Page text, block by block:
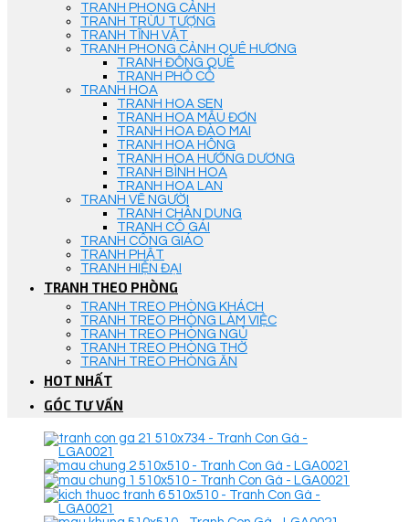
TRANH PHONG CẢNH
TRANH TRỪU TƯỢNG
TRANH TĨNH VẬT
TRANH PHONG CẢNH QUÊ HƯƠNG
TRANH ĐỒNG QUÊ
TRANH PHỐ CỔ
TRANH HOA
TRANH HOA SEN
TRANH HOA MẪU ĐƠN
TRANH HOA ĐÀO MAI
TRANH HOA HỒNG
TRANH HOA HƯỚNG DƯƠNG
TRANH BÌNH HOA
TRANH HOA LAN
TRANH VẼ NGƯỜI
TRANH CHÂN DUNG
TRANH CÔ GÁI
TRANH CÔNG GIÁO
TRANH PHẬT
TRANH HIỆN ĐẠI
TRANH THEO PHÒNG
TRANH TREO PHÒNG KHÁCH
TRANH TREO PHÒNG LÀM VIỆC
TRANH TREO PHÒNG NGỦ
TRANH TREO PHÒNG THỜ
TRANH TREO PHÒNG ĂN
HOT NHẤT
GÓC TƯ VẤN